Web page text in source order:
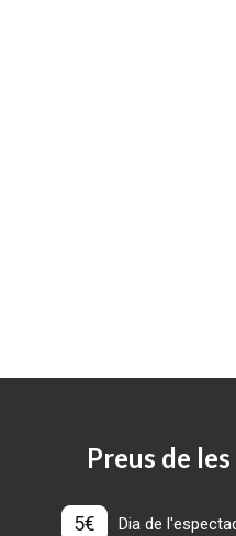
Preus de
5€ Dia de